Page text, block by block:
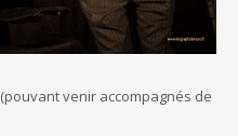
(pouvant venir accompagnés de